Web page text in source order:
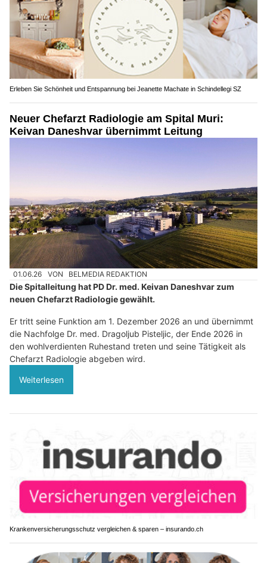
Erleben Sie Schönheit und Entspannung bei Jeanette Machate in Schindellegi SZ
Neuer Chefarzt Radiologie am Spital Muri:
Keivan Daneshvar übernimmt Leitung
01.06.26 VON BELMEDIA REDAKTION
Die Spitalleitung hat PD Dr. med. Keivan Daneshvar zum
neuen Chefarzt Radiologie gewählt.
Er tritt seine Funktion am 1. Dezember 2026 an und übernimmt
die Nachfolge Dr. med. Dragoljub Pisteljic, der Ende 2026 in
den wohlverdienten Ruhestand treten und seine Tätigkeit als
Chefarzt Radiologie abgeben wird.
Weiterlesen
Krankenversicherungsschutz vergleichen & sparen – insurando.ch